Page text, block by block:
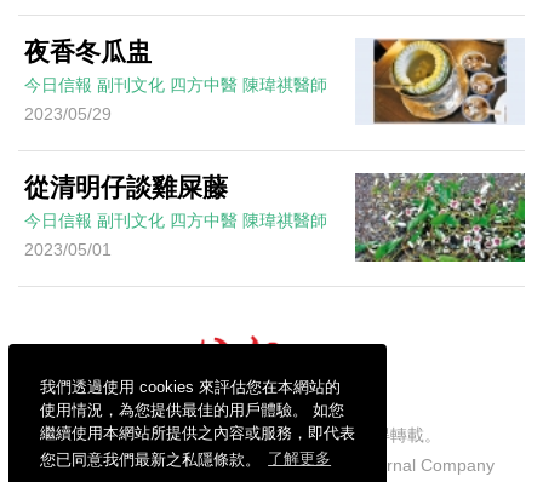
我們透過使用 cookies 來評估您在本網站的
使用情況，為您提供最佳的用戶體驗。 如您
繼續使用本網站所提供之內容或服務，即代表
您已同意我們最新之私隱條款。
了解更多
夜香冬瓜盅
今日信報 副刊文化 四方中醫 陳瑋祺醫師
2023/05/29
從清明仔談雞屎藤
今日信報 副刊文化 四方中醫 陳瑋祺醫師
2023/05/01
信報財經新聞有限公司版權所有，不得轉載。
Copyright © 2026 Hong Kong Economic Journal Company